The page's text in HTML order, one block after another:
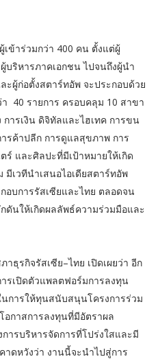
ข้าร่วมกว่า 400 คน ตั้งแต่ผู้
บริหารภาคเอกชน ไปจนถึงผู้นำ
ผู้ก่อตั้งสตาร์ทอัพ จะประกอบด้วย
า 40 รายการ ครอบคลุม 10 สาขา
ารเงิน ดิจิทัลและไฮเทค การขน
รค้าปลีก การดูแลสุขภาพ การ
และศิลปะที่มีเป้าหมายให้เกิด
เวทีนำเสนอไอเดียสตาร์ทอัพ
บการรัสเซียและไทย ตลอดจน
ดันให้เกิดผลลัพธ์ความร่วมมือและ
ธุรกิจรัสเซีย–ไทย เปิดเผยว่า อีก
รเปิดตัวแพลตฟอร์มการลงทุน
นการให้ทุนสนับสนุนโครงการร่วม
อกาสการลงทุนที่มีอัตราผล
ารบริหารจัดการที่โปร่งใสและมี
าดหวังว่า งานนี้จะนำไปสู่การ